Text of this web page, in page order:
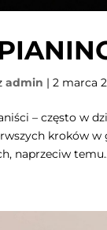
admin |2 marca
– często w
kroków
naprzeciw